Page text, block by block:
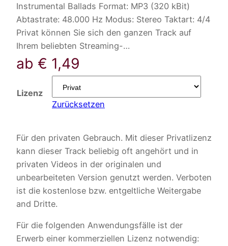
Instrumental Ballads Format: MP3 (320 kBit)
Abtastrate: 48.000 Hz Modus: Stereo Taktart: 4/4
Privat können Sie sich den ganzen Track auf
Ihrem beliebten Streaming-…
ab € 1,49
Lizenz
Zurücksetzen
Für den privaten Gebrauch. Mit dieser Privatlizenz
kann dieser Track beliebig oft angehört und in
privaten Videos in der originalen und
unbearbeiteten Version genutzt werden. Verboten
ist die kostenlose bzw. entgeltliche Weitergabe
and Dritte.
Für die folgenden Anwendungsfälle ist der
Erwerb einer kommerziellen Lizenz notwendig: